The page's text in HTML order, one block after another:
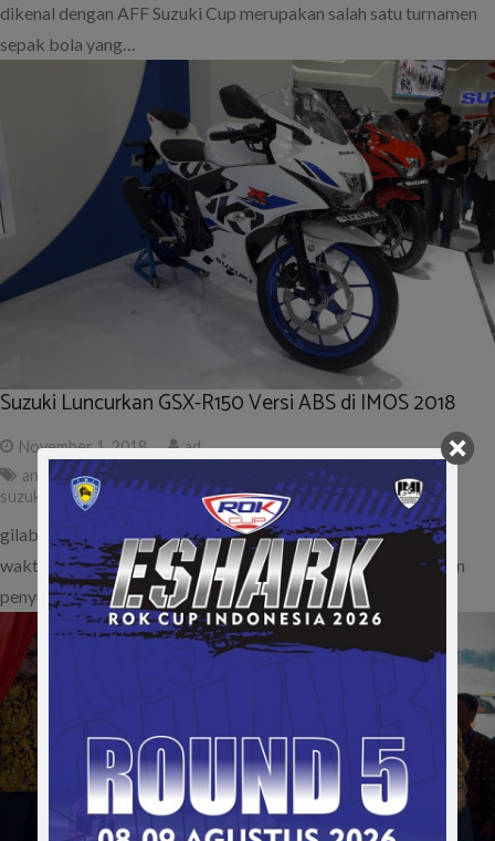
dikenal dengan AFF Suzuki Cup merupakan salah satu turnamen
sepak bola yang…
Suzuki Luncurkan GSX-R150 Versi ABS di IMOS 2018
November 1, 2018
ad
anti lock braking system
gsx r150 tipe abs ,imos 2018 ,pt sis
suzuki
suzuki gsx r150 abs
gilabalap.com – Kesuksesan Suzuki GSX-R150 dalam kurun
waktu satu tahun lebih memberikan tren tersendiri dikalangan
penyuka sepeda motor sport 150cc…